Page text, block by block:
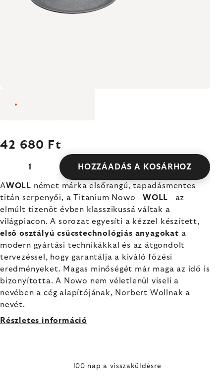
42 680 Ft
HOZZÁADÁS A KOSÁRHOZ
AWOLL német márka elsőrangú, tapadásmentes
titán serpenyői, a Titanium Nowo WOLL
az
elmúlt tizenöt évben klasszikussá váltak a
világpiacon. A sorozat egyesíti a kézzel készített,
első osztályú csúcstechnológiás anyagokat a
modern gyártási technikákkal és az átgondolt
tervezéssel, hogy garantálja a kiváló főzési
eredményeket. Magas minőségét már maga az idő is
bizonyította. A Nowo nem véletlenül viseli a
nevében a cég alapítójának, Norbert Wollnak a
nevét.
Részletes információ
100 nap a visszaküldésre